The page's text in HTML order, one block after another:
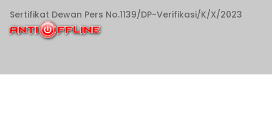
Sertifikat Dewan Pers No.1139/DP-Verifikasi/K/X/2023